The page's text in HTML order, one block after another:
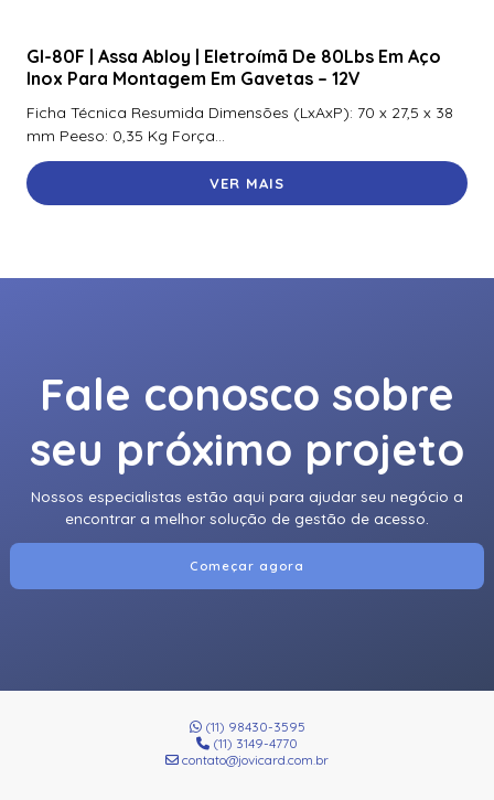
Gl-80F | Assa Abloy | Eletroímã De 80Lbs Em Aço
Inox Para Montagem Em Gavetas – 12V
Ficha Técnica Resumida Dimensões (LxAxP): 70 x 27,5 x 38
mm Peeso: 0,35 Kg Força...
VER MAIS
Fale conosco sobre
seu próximo projeto
Nossos especialistas estão aqui para ajudar seu negócio a
encontrar a melhor solução de gestão de acesso.
Começar agora
(11) 98430-3595
(11) 3149-4770
contato@jovicard.com.br